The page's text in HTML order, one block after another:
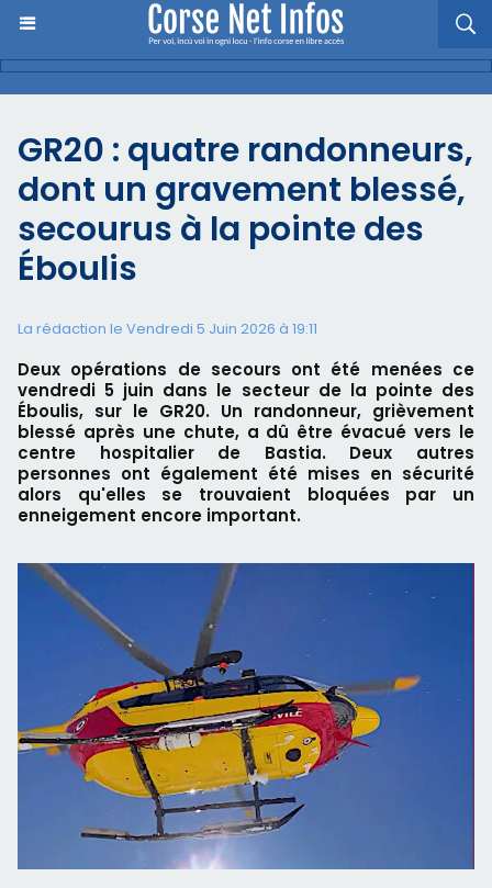
GR20 : quatre randonneurs,
dont un gravement blessé,
secourus à la pointe des
Éboulis
La rédaction le Vendredi 5 Juin 2026 à 19:11
Deux opérations de secours ont été menées ce
vendredi 5 juin dans le secteur de la pointe des
Éboulis, sur le GR20. Un randonneur, grièvement
blessé après une chute, a dû être évacué vers le
centre hospitalier de Bastia. Deux autres
personnes ont également été mises en sécurité
alors qu'elles se trouvaient bloquées par un
enneigement encore important.